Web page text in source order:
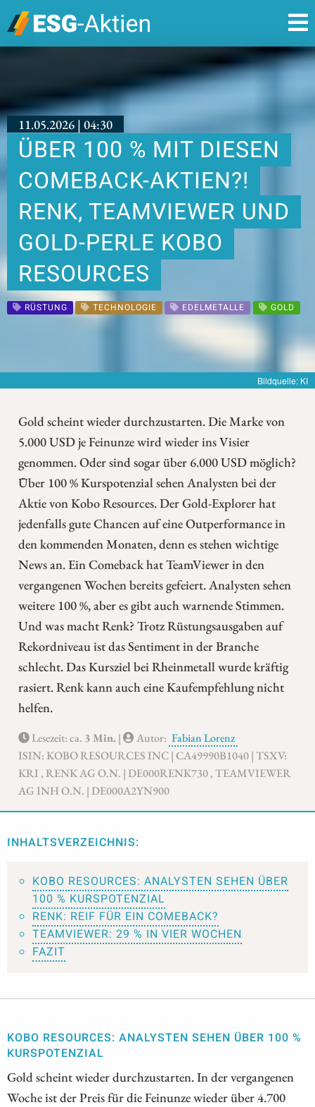
11.05.2026 | 04:30
ÜBER 100 % MIT DIESEN
COMEBACK-AKTIEN?!
RENK, TEAMVIEWER UND
GOLD-PERLE KOBO
RESOURCES
RÜSTUNG TECHNOLOGIE EDELMETALLE GOLD
Bildquelle: KI
Gold scheint wieder durchzustarten. Die Marke von
5.000 USD je Feinunze wird wieder ins Visier
genommen. Oder sind sogar über 6.000 USD möglich?
Über 100 % Kurspotenzial sehen Analysten bei der
Aktie von Kobo Resources. Der Gold-Explorer hat
jedenfalls gute Chancen auf eine Outperformance in
den kommenden Monaten, denn es stehen wichtige
News an. Ein Comeback hat TeamViewer in den
vergangenen Wochen bereits gefeiert. Analysten sehen
weitere 100 %, aber es gibt auch warnende Stimmen.
Und was macht Renk? Trotz Rüstungsausgaben auf
Rekordniveau ist das Sentiment in der Branche
schlecht. Das Kursziel bei Rheinmetall wurde kräftig
rasiert. Renk kann auch eine Kaufempfehlung nicht
helfen.
Lesezeit: ca. 3 Min. | Autor: Fabian Lorenz
ISIN: KOBO RESOURCES INC | CA49990B1040 | TSXV:
KRI , RENK AG O.N. | DE000RENK730 , TEAMVIEWER
AG INH O.N. | DE000A2YN900
INHALTSVERZEICHNIS:
KOBO RESOURCES: ANALYSTEN SEHEN ÜBER
100 % KURSPOTENZIAL
RENK: REIF FÜR EIN COMEBACK?
TEAMVIEWER: 29 % IN VIER WOCHEN
FAZIT
KOBO RESOURCES: ANALYSTEN SEHEN ÜBER 100 %
KURSPOTENZIAL
Gold scheint wieder durchzustarten. In der vergangenen
Woche ist der Preis für die Feinunze wieder über 4.700